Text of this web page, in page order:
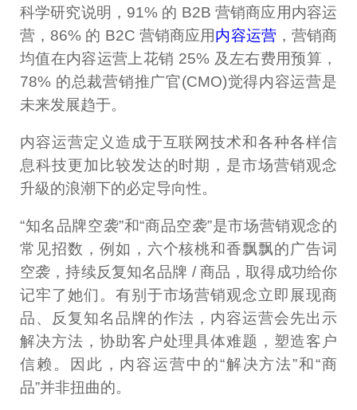
科学研究说明，91% 的 B2B 营销商应用内容运
营，86% 的 B2C 营销商应用内容运营，营销商
均值在内容运营上花销 25% 及左右费用预算，
78% 的总裁营销推广官(CMO)觉得内容运营是
未来发展趋于。
内容运营定义造成于互联网技术和各种各样信
息科技更加比较发达的时期，是市场营销观念
升級的浪潮下的必定导向性。
“知名品牌空袭”和“商品空袭”是市场营销观念的
常见招数，例如，六个核桃和香飘飘的广告词
空袭，持续反复知名品牌 / 商品，取得成功给你
记牢了她们。有别于市场营销观念立即展现商
品、反复知名品牌的作法，内容运营会先出示
解决方法，协助客户处理具体难题，塑造客户
信赖。因此，内容运营中的“解决方法”和“商
品”并非扭曲的。